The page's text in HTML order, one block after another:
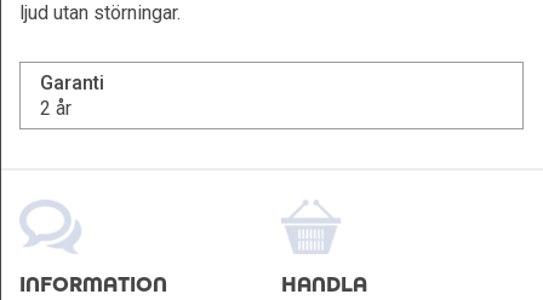
ljud utan störningar.
Garanti
2 år
INFORMATION HANDLA